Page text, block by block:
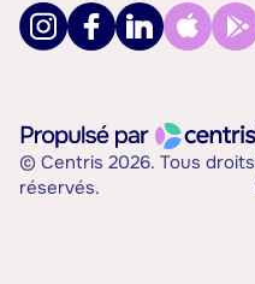
© Centris 2026. Tous droits
réservés.